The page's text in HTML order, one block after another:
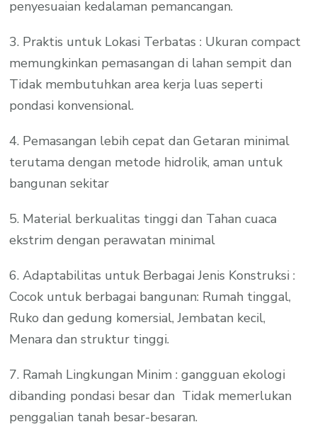
penyesuaian kedalaman pemancangan.
3. Praktis untuk Lokasi Terbatas : Ukuran compact
memungkinkan pemasangan di lahan sempit dan
Tidak membutuhkan area kerja luas seperti
pondasi konvensional.
4. Pemasangan lebih cepat dan Getaran minimal
terutama dengan metode hidrolik, aman untuk
bangunan sekitar
5. Material berkualitas tinggi dan Tahan cuaca
ekstrim dengan perawatan minimal
6. Adaptabilitas untuk Berbagai Jenis Konstruksi :
Cocok untuk berbagai bangunan: Rumah tinggal,
Ruko dan gedung komersial, Jembatan kecil,
Menara dan struktur tinggi.
7. Ramah Lingkungan Minim : gangguan ekologi
dibanding pondasi besar dan Tidak memerlukan
penggalian tanah besar-besaran.